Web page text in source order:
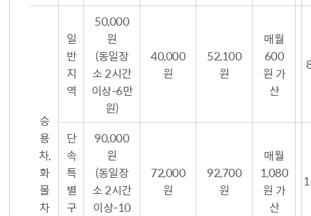
승
용
차,
화
물
차
일
반
지
역
50,000
원
(동일장
소 2시간
이상-6만
원)
40,000
원
52,100
원
매월
600
원 가
산
단
속
특
별
구
90,000
원
(동일장
소 2시간
이상-10
72,000
원
92,700
원
매월
1,080
원 가
산